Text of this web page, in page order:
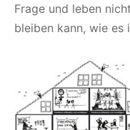
Frage und leben
bleiben kann, wie es